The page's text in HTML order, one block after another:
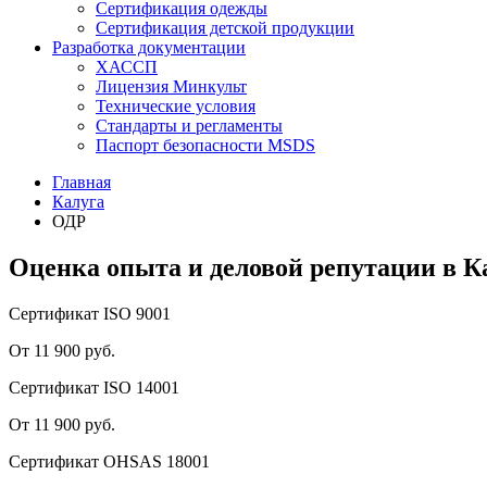
Сертификация одежды
Сертификация детской продукции
Разработка документации
ХАССП
Лицензия Минкульт
Технические условия
Стандарты и регламенты
Паспорт безопасности MSDS
Главная
Калуга
ОДР
Оценка опыта и деловой репутации в
Сертификат ISO 9001
От 11 900 руб.
Сертификат ISO 14001
От 11 900 руб.
Сертификат OHSAS 18001